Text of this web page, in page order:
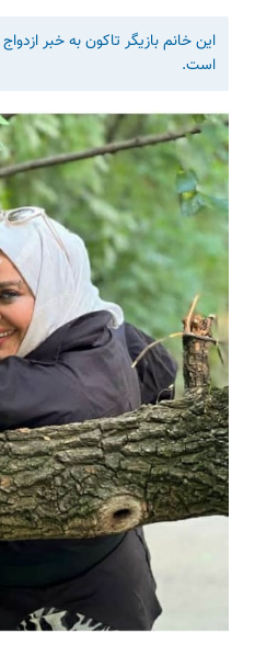
این خانم بازیگر تاکون به خبر
است.